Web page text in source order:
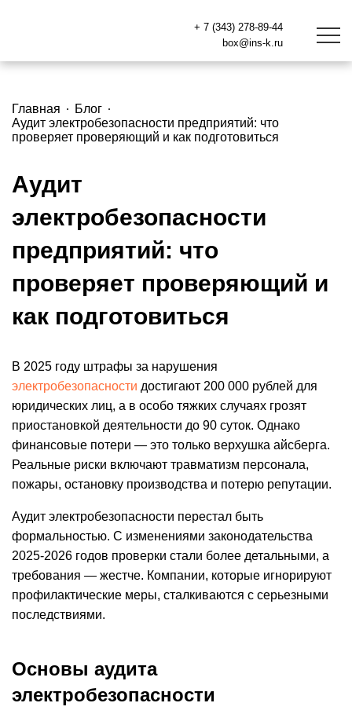
+ 7 (343) 278-89-44
box@ins-k.ru
Главная
Блог
Аудит электробезопасности предприятий: что
проверяет проверяющий и как подготовиться
Аудит
электробезопасности
предприятий: что
проверяет проверяющий и
как подготовиться
В 2025 году штрафы за нарушения
электробезопасности достигают 200 000 рублей для
юридических лиц, а в особо тяжких случаях грозят
приостановкой деятельности до 90 суток. Однако
финансовые потери — это только верхушка айсберга.
Реальные риски включают травматизм персонала,
пожары, остановку производства и потерю репутации.
Аудит электробезопасности перестал быть
формальностью. С изменениями законодательства
2025-2026 годов проверки стали более детальными, а
требования — жестче. Компании, которые игнорируют
профилактические меры, сталкиваются с серьезными
последствиями.
Основы аудита
электробезопасности